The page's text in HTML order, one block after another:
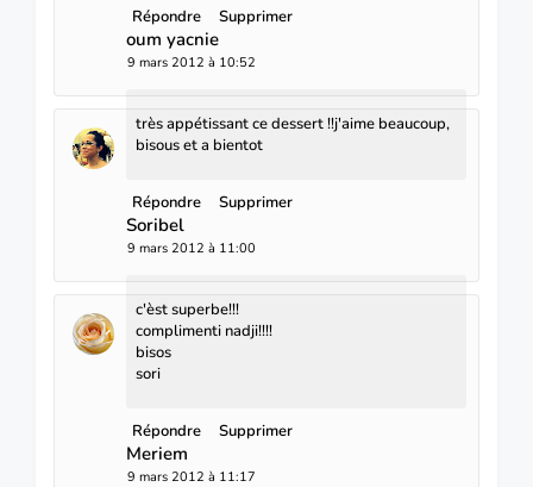
Répondre Supprimer
oum yacnie
9 mars 2012 à 10:52
très appétissant ce dessert !!j'aime beaucoup,
bisous et a bientot
Répondre Supprimer
Soribel
9 mars 2012 à 11:00
c'èst superbe!!!
complimenti nadji!!!!
bisos
sori
Répondre Supprimer
Meriem
9 mars 2012 à 11:17